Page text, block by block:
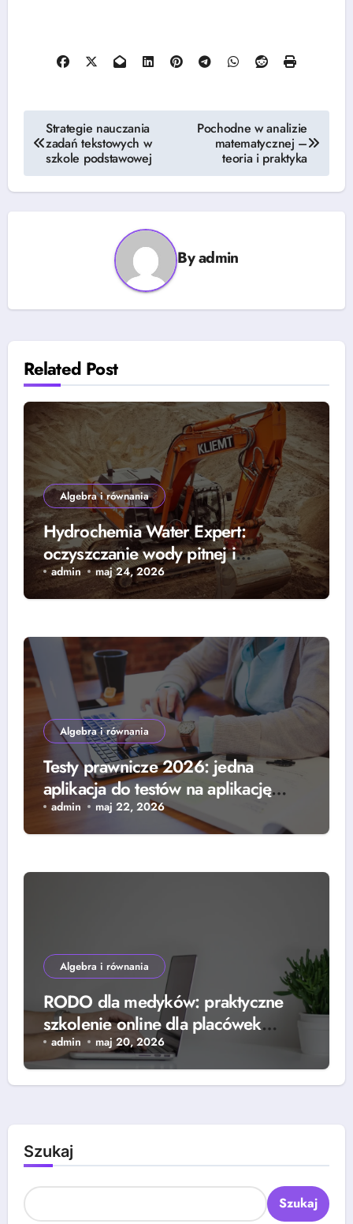
Nawigacja
wpisu
Strategie nauczania
zadań tekstowych w
szkole podstawowej
Pochodne w analizie
matematycznej –
teoria i praktyka
Byadmin
Related Post
Algebra i równania
Hydrochemia Water Expert:
oczyszczanie wody pitnej i
czyszczenie instalacji
przemysłowych
admin maj 24, 2026
Algebra i równania
Testy prawnicze 2026: jedna
aplikacja do testów na aplikację
prawniczą i notarialną
admin maj 22, 2026
Algebra i równania
RODO dla medyków: praktyczne
szkolenie online dla placówek
medycznych
admin maj 20, 2026
Szukaj
Szukaj